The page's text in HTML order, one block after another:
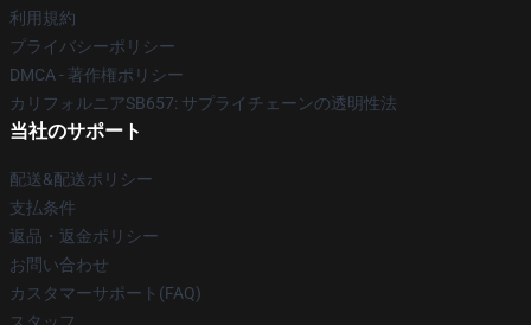
利用規約
プライバシーポリシー
DMCA - 著作権ポリシー
カリフォルニアSB657: サプライチェーンの透明性法
当社のサポート
配送&配送ポリシー
支払条件
返品・返金ポリシー
お問い合わせ
カスタマーサポート(FAQ)